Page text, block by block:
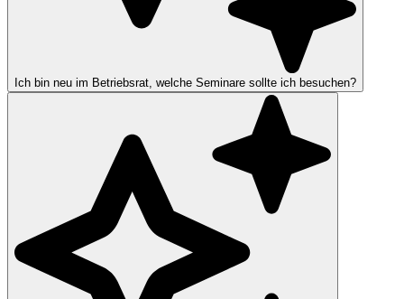
Ich bin neu im Betriebsrat, welche Seminare sollte ich besuchen?